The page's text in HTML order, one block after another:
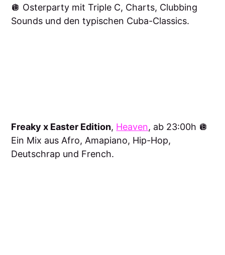
🪩 Osterparty mit Triple C, Charts, Clubbing
Sounds und den typischen Cuba-Classics.
Freaky x Easter Edition, Heaven, ab 23:00h 🪩
Ein Mix aus Afro, Amapiano, Hip-Hop,
Deutschrap und French.